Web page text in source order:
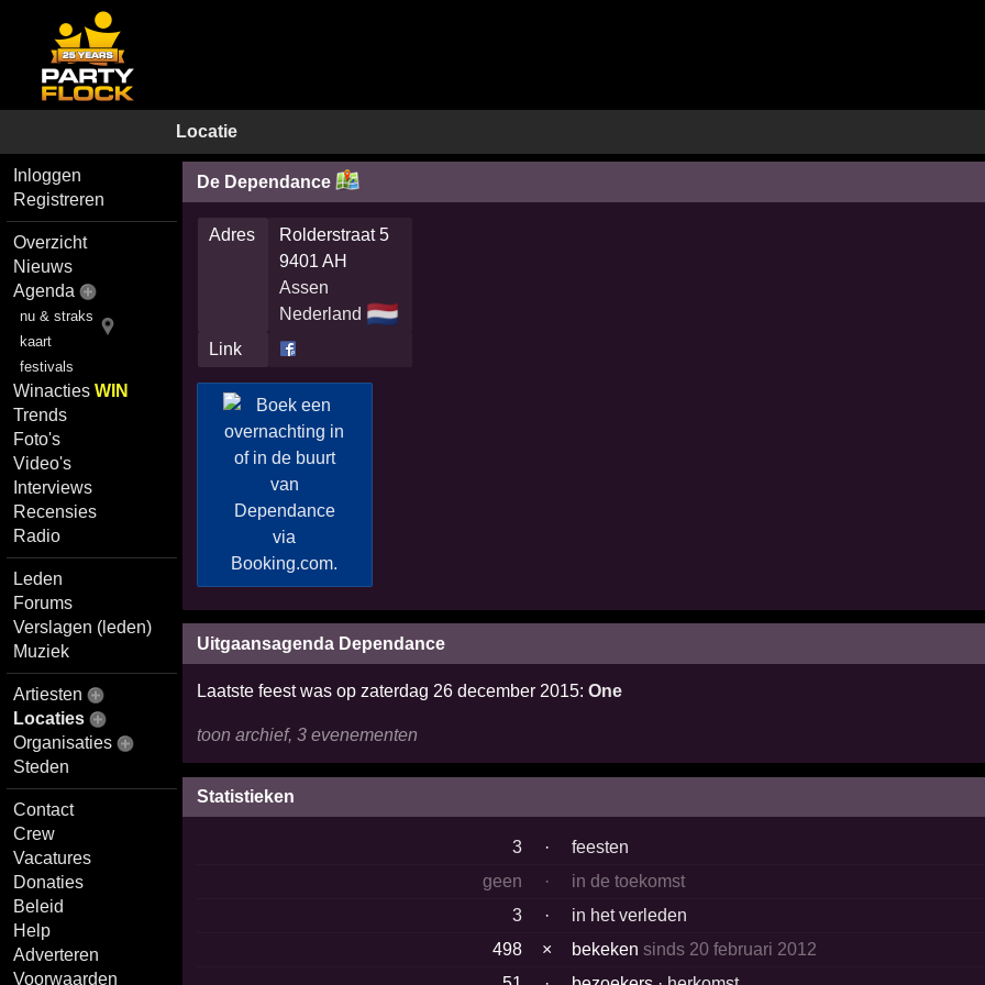
Locatie
Inloggen
Registreren
Overzicht
Nieuws
Agenda
nu & straks
kaart
festivals
WinactiesWIN
Trends
Foto's
Video's
Interviews
Recensies
Radio
Leden
Forums
Verslagen (leden)
Muziek
Artiesten
Locaties
Organisaties
Steden
Contact
Crew
Vacatures
Donaties
Beleid
Help
Adverteren
Voorwaarden
De Dependance
Adres
Rolderstraat 5
9401 AH
Assen
Nederland 🇳🇱
Link
Uitgaansagenda Dependance
Laatste feest was op zaterdag 26 december 2015: One
toon archief, 3 evenementen
Statistieken
3 ·
feesten
geen
·
in de toekomst
3
·
in het verleden
498
× bekekensinds 20 februari 2012